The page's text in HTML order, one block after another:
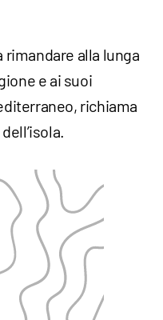
rimandare alla lunga
e ai suoi
richiama
dell’isola.